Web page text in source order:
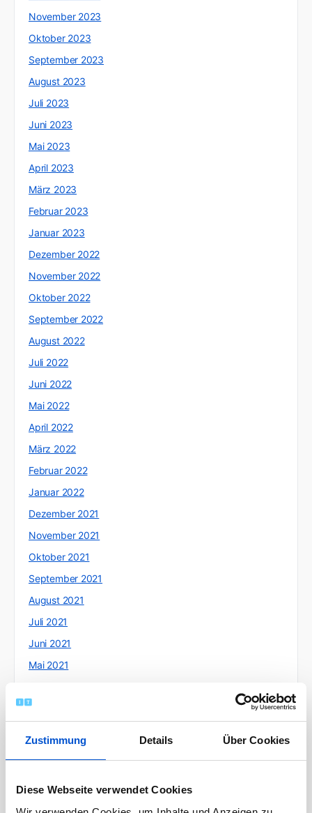
Zustimmung Details Über Cookies
Diese Webseite verwendet Cookies
November 2023
Oktober 2023
September 2023
August 2023
Juli 2023
Juni 2023
Mai 2023
April 2023
März 2023
Februar 2023
Januar 2023
Dezember 2022
November 2022
Oktober 2022
September 2022
August 2022
Juli 2022
Juni 2022
Mai 2022
April 2022
März 2022
Februar 2022
Januar 2022
Dezember 2021
November 2021
Oktober 2021
September 2021
August 2021
Juli 2021
Juni 2021
Mai 2021
März 2021
November 2020